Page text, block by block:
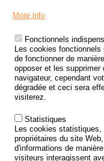
Menu
Footer
LES SITES PUBLICS
ÉTAT DE L’INSÉCURITÉ
TRAITEMENT DES
LA ROUTE
ETUDES ET
APPEL À PROJETS
POLITIQUE DE
Outils
AGENDA
More info
Fonctionnels
Les cookies
de fonctionner de
opposer et les
navigateur, cependant
dégradée et ceci sera
visiterez.
Statistiques
Les cookies
propriétaires du site
d'informations de
visiteurs interagissent